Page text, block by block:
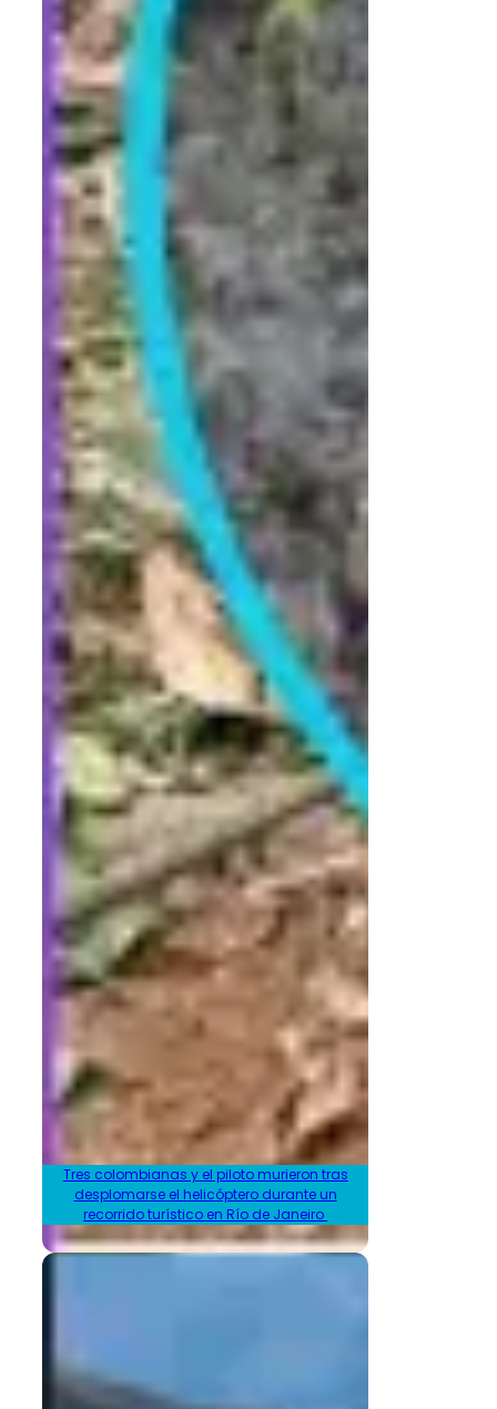
Tres colombianas y el piloto murieron tras
desplomarse el helicóptero durante un
recorrido turístico en Río de Janeiro